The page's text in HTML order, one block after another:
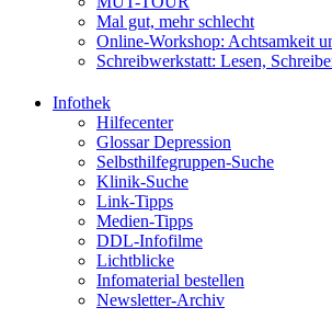
Mal gut, mehr schlecht
Online-Workshop: Achtsamkeit
Schreibwerkstatt: Lesen,
Infothek
Hilfecenter
Glossar Depression
Selbsthilfegruppen-Suche
Klinik-Suche
Link-Tipps
Medien-Tipps
DDL-Infofilme
Lichtblicke
Infomaterial bestellen
Newsletter-Archiv